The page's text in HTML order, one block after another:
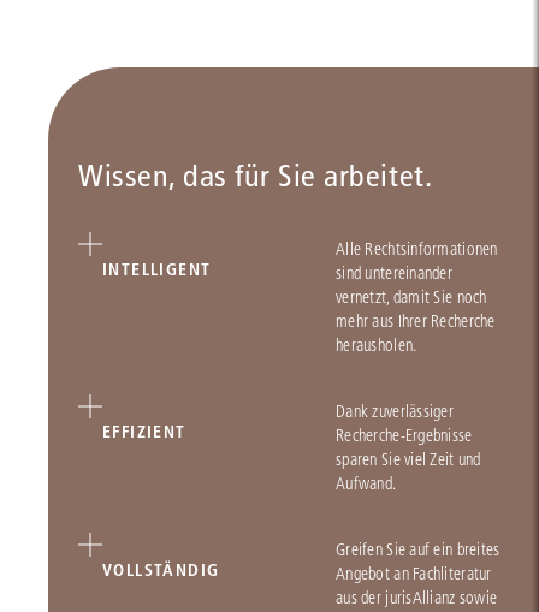
Wissen, das für Sie arbeitet.
INTELLIGENT
Alle Rechtsinformationen
sind untereinander
vernetzt, damit Sie noch
mehr aus Ihrer Recherche
herausholen.
EFFIZIENT
Dank zuverlässiger
Recherche-Ergebnisse
sparen Sie viel Zeit und
Aufwand.
VOLLSTÄNDIG
Greifen Sie auf ein breites
Angebot an Fachliteratur
aus der jurisAllianz sowie